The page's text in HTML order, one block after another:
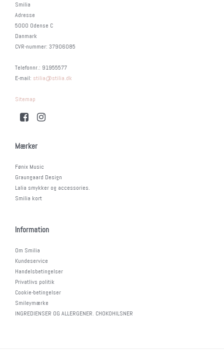
Smilia
Adresse
5000 Odense C
Danmark
CVR-nummer: 37906085
Telefonnr.: 91955577
E-mail: stilia@stilia.dk
Sitemap
Mærker
Fønix Music
Graungaard Design
Lalia smykker og accessories.
Smilia kort
Information
Om Smilia
Kundeservice
Handelsbetingelser
Privatlivs politik
Cookie-betingelser
Smileymærke
INGREDIENSER OG ALLERGENER. CHOKOHILSNER